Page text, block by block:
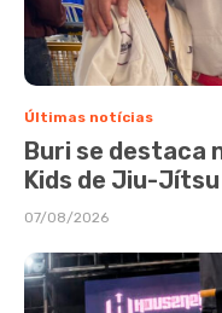
Últimas notícias
Buri se destaca
Kids de Jiu-Jítsu
07/08/2026